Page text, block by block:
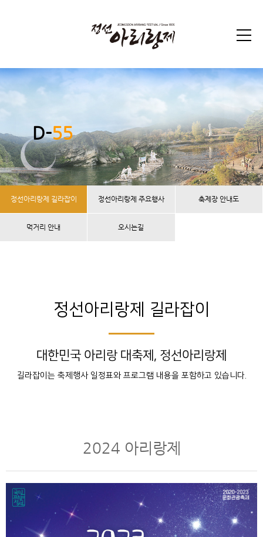
D-55
정선아리랑제 길라잡이 정선아리랑제 주요행사 축제장 안내도
먹거리 안내 오시는길
정선아리랑제 길라잡이
대한민국 아리랑 대축제, 정선아리랑제
길라잡이는 축제행사 일정표와 프로그램 내용을 포함하고 있습니다.
2024 아리랑제